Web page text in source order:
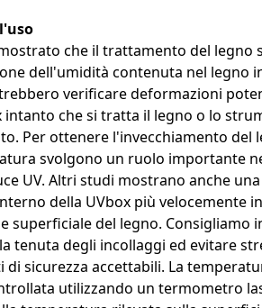
che il trattamento del
dell'umidità contenuta nel legno
verificare deformazioni
che si tratta il legno o lo
Per ottenere l'invecchiamento
svolgono un ruolo importante
UV. Altri studi mostrano anche
della UVbox più velocemente
superficiale del legno.
tenuta degli incollaggi ed evitare
di sicurezza accettabili. La
utilizzando un termometro